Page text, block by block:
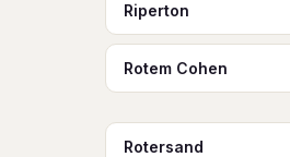
Riperton
Rotem Cohen
Rotersand